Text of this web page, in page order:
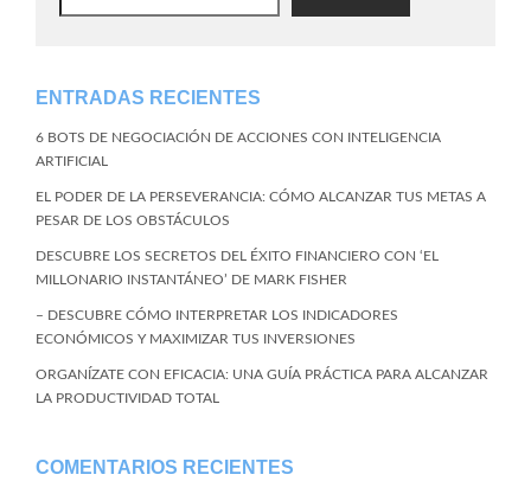
ENTRADAS RECIENTES
6 BOTS DE NEGOCIACIÓN DE ACCIONES CON INTELIGENCIA
ARTIFICIAL
EL PODER DE LA PERSEVERANCIA: CÓMO ALCANZAR TUS METAS A
PESAR DE LOS OBSTÁCULOS
DESCUBRE LOS SECRETOS DEL ÉXITO FINANCIERO CON ‘EL
MILLONARIO INSTANTÁNEO’ DE MARK FISHER
– DESCUBRE CÓMO INTERPRETAR LOS INDICADORES
ECONÓMICOS Y MAXIMIZAR TUS INVERSIONES
ORGANÍZATE CON EFICACIA: UNA GUÍA PRÁCTICA PARA ALCANZAR
LA PRODUCTIVIDAD TOTAL
COMENTARIOS RECIENTES